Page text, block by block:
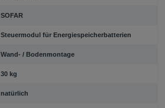
SOFAR
Steuermodul für Energiespeicherbatterien
Wand- / Bodenmontage
30 kg
natürlich